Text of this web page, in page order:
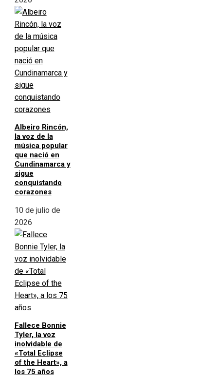
Albeiro Rincón,
la voz de la
música popular
que nació en
Cundinamarca y
sigue
conquistando
corazones
10 de julio de
2026
Fallece Bonnie
Tyler, la voz
inolvidable de
«Total Eclipse
of the Heart», a
los 75 años